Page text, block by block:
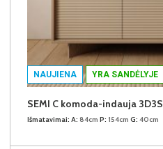
NAUJIENA YRA SANDĖLYJE
SEMI C komoda-indauja 3D3S
Išmatavimai: A: 84cm P: 154cm G: 40cm